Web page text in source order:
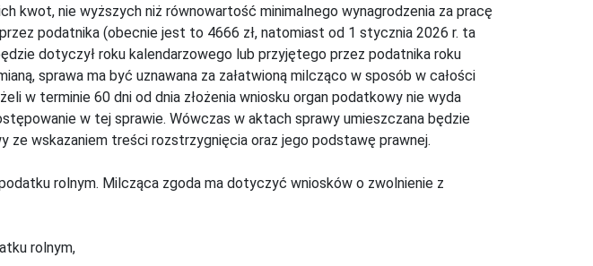
kwot, nie wyższych niż równowartość minimalnego wynagrodzenia za pracę
podatnika (obecnie jest to 4666 zł, natomiast od 1 stycznia 2026 r. ta
dotyczył roku kalendarzowego lub przyjętego przez podatnika roku
sprawa ma być uznawana za załatwioną milcząco w sposób w całości
w terminie 60 dni od dnia złożenia wniosku organ podatkowy nie wyda
w tej sprawie. Wówczas w aktach sprawy umieszczana będzie
ze wskazaniem treści rozstrzygnięcia oraz jego podstawę prawnej.
rolnym. Milcząca zgoda ma dotyczyć wniosków o zwolnienie z
rolnym,